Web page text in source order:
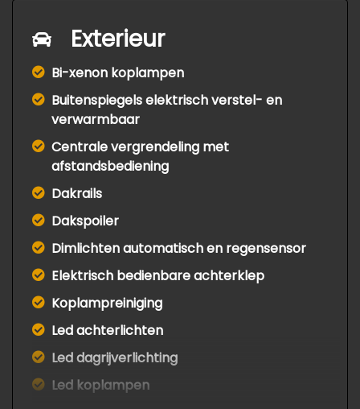
Exterieur
Bi-xenon koplampen
Buitenspiegels elektrisch verstel- en
verwarmbaar
Centrale vergrendeling met
afstandsbediening
Dakrails
Dakspoiler
Dimlichten automatisch en regensensor
Elektrisch bedienbare achterklep
Koplampreiniging
Led achterlichten
Led dagrijverlichting
Led koplampen